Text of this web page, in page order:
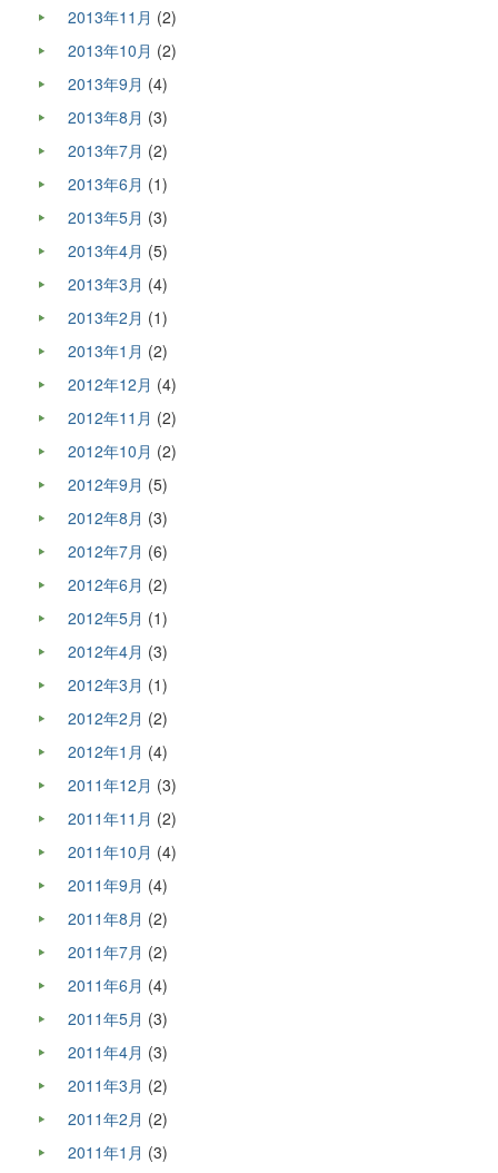
2013年11月 (2)
2013年10月 (2)
2013年9月 (4)
2013年8月 (3)
2013年7月 (2)
2013年6月 (1)
2013年5月 (3)
2013年4月 (5)
2013年3月 (4)
2013年2月 (1)
2013年1月 (2)
2012年12月 (4)
2012年11月 (2)
2012年10月 (2)
2012年9月 (5)
2012年8月 (3)
2012年7月 (6)
2012年6月 (2)
2012年5月 (1)
2012年4月 (3)
2012年3月 (1)
2012年2月 (2)
2012年1月 (4)
2011年12月 (3)
2011年11月 (2)
2011年10月 (4)
2011年9月 (4)
2011年8月 (2)
2011年7月 (2)
2011年6月 (4)
2011年5月 (3)
2011年4月 (3)
2011年3月 (2)
2011年2月 (2)
2011年1月 (3)